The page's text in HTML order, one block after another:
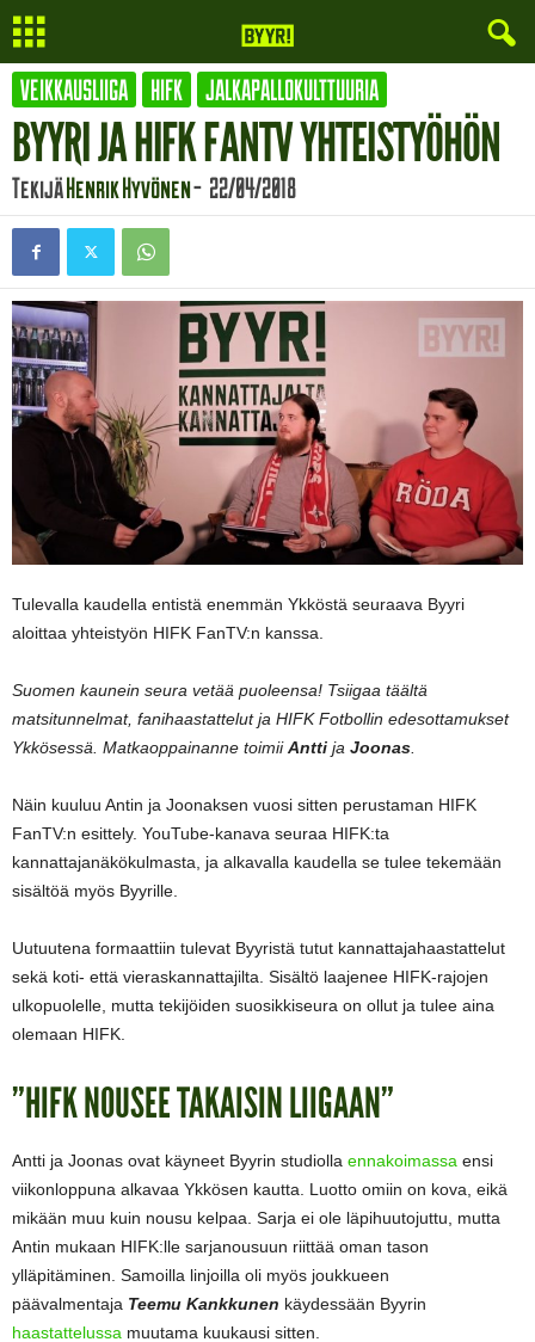
VEIKKAUSLIIGA HIFK JALKAPALLOKULTTUURIA
BYYRI JA HIFK FANTV YHTEISTYÖHÖN
TekijäHenrik Hyvönen- 22/04/2018
Tulevalla kaudella entistä enemmän Ykköstä seuraava Byyri
aloittaa yhteistyön HIFK FanTV:n kanssa.
Suomen kaunein seura vetää puoleensa! Tsiigaa täältä
matsitunnelmat, fanihaastattelut ja HIFK Fotbollin edesottamukset
Ykkösessä. Matkaoppainanne toimiiAntti ja Joonas.
Näin kuuluu Antin ja Joonaksen vuosi sitten perustaman HIFK
FanTV:n esittely. YouTube-kanava seuraa HIFK:ta
kannattajanäkökulmasta, ja alkavalla kaudella se tulee tekemään
sisältöä myös Byyrille.
Uutuutena formaattiin tulevat Byyristä tutut kannattajahaastattelut
sekä koti- että vieraskannattajilta. Sisältö laajenee HIFK-rajojen
ulkopuolelle, mutta tekijöiden suosikkiseura on ollut ja tulee aina
olemaan HIFK.
”HIFK NOUSEE TAKAISIN LIIGAAN”
Antti ja Joonas ovat käyneet Byyrin studiolla ennakoimassa ensi
viikonloppuna alkavaa Ykkösen kautta. Luotto omiin on kova, eikä
mikään muu kuin nousu kelpaa. Sarja ei ole läpihuutojuttu, mutta
Antin mukaan HIFK:lle sarjanousuun riittää oman tason
ylläpitäminen. Samoilla linjoilla oli myös joukkueen
päävalmentaja Teemu Kankkunen käydessään Byyrin
haastattelussa muutama kuukausi sitten.